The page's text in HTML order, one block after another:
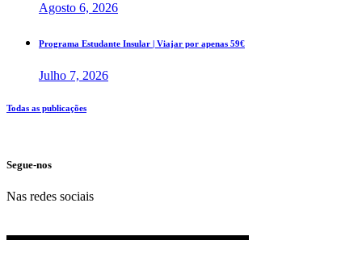
Agosto 6, 2026
Programa Estudante Insular | Viajar por apenas 59€
Julho 7, 2026
Todas as publicações
Segue-nos
Nas redes sociais